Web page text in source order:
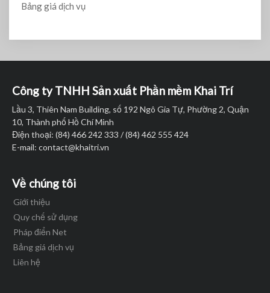
Bảng giá dịch vụ
Công ty TNHH Sản xuất Phần mềm Khai Trí
Lầu 3, Thiên Nam Building, số 192 Ngô Gia Tự, Phường 2, Quận
10, Thành phố Hồ Chí Minh
Điện thoại: (84) 466 242 333 / (84) 462 555 424
E-mail: contact@khaitri.vn
Về chúng tôi
Giới thiệu
Quy chế sử dụng
Pháp điển Net
Bảng giá dịch vụ
Liên hệ